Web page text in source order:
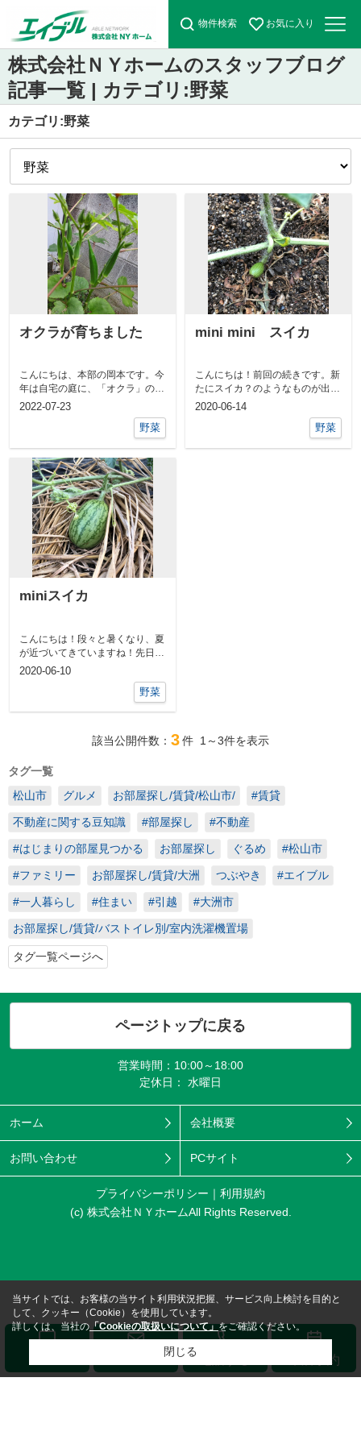
物件検索 お気に入り
株式会社ＮＹホームのスタッフブログ
記事一覧 | カテゴリ:野菜
カテゴリ:野菜
オクラが育ちました
こんにちは、本部の岡本です。今
年は自宅の庭に、「オクラ」の苗
を植えてみました。５月に植えた
2022-07-23
野菜
mini mini スイカ
こんにちは！前回の続きです。新
たにスイカ？のようなものが出来
ていました！これが、成長するか
2020-06-14
野菜
miniスイカ
こんにちは！段々と暑くなり、夏
が近づいてきていますね！先日、
ちいさなスイカができていました
2020-06-10
野菜
該当公開件数： 3件 1～3件を表示
タグ一覧
松山市
グルメ お部屋探し/賃貸/松山市/ #賃貸
不動産に関する豆知識 #部屋探し #不動産
#はじまりの部屋見つかる お部屋探し ぐるめ #松山市
#ファミリー お部屋探し/賃貸/大洲 つぶやき #エイブル
#一人暮らし #住まい #引越 #大洲市
お部屋探し/賃貸/バストイレ別/室内洗濯機置場
タグ一覧ページへ
ページトップに戻る
営業時間：10:00～18:00
定休日： 水曜日
ホーム 会社概要
お問い合わせ PCサイト
プライバシーポリシー
利用規約
(c) 株式会社ＮＹホームAll Rights Reserved.
来店予約
当サイトでは、お客様の当サイト利用状況把握、サービス向上検討を目的と
して、クッキー（Cookie）を使用しています。
詳しくは、当社の 「Cookieの取扱いについて」をご確認ください。
閉じる